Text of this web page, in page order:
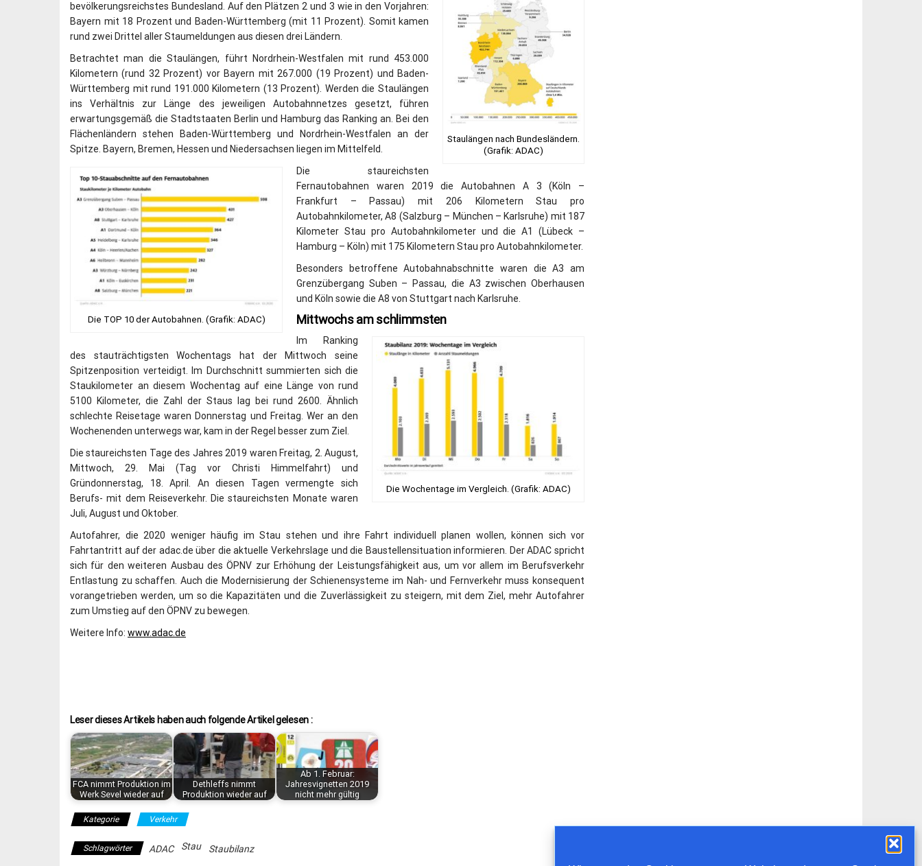
Staulängen nach Bundesländern.
(Grafik: ADAC)
bevölkerungsreichstes Bundesland. Auf den Plätzen 2 und 3 wie in den Vorjahren:
Bayern mit 18 Prozent und Baden-Württemberg (mit 11 Prozent). Somit kamen
rund zwei Drittel aller Staumeldungen aus diesen drei Ländern.
Betrachtet man die Staulängen, führt Nordrhein-Westfalen mit rund 453.000
Kilometern (rund 32 Prozent) vor Bayern mit 267.000 (19 Prozent) und Baden-
Württemberg mit rund 191.000 Kilometern (13 Prozent). Werden die Staulängen
ins Verhältnis zur Länge des jeweiligen Autobahnnetzes gesetzt, führen
erwartungsgemäß die Stadtstaaten Berlin und Hamburg das Ranking an. Bei den
Flächenländern stehen Baden-Württemberg und Nordrhein-Westfalen an der
Spitze. Bayern, Bremen, Hessen und Niedersachsen liegen im Mittelfeld.
Die TOP 10 der Autobahnen. (Grafik: ADAC)
Die staureichsten
Fernautobahnen waren 2019 die Autobahnen A 3 (Köln –
Frankfurt – Passau) mit 206 Kilometern Stau pro
Autobahnkilometer, A8 (Salzburg – München – Karlsruhe) mit 187
Kilometer Stau pro Autobahnkilometer und die A1 (Lübeck –
Hamburg – Köln) mit 175 Kilometern Stau pro Autobahnkilometer.
Besonders betroffene Autobahnabschnitte waren die A3 am
Grenzübergang Suben – Passau, die A3 zwischen Oberhausen
und Köln sowie die A8 von Stuttgart nach Karlsruhe.
Mittwochs am schlimmsten
Die Wochentage im Vergleich. (Grafik: ADAC)
Im Ranking
des stauträchtigsten Wochentags hat der Mittwoch seine
Spitzenposition verteidigt. Im Durchschnitt summierten sich die
Staukilometer an diesem Wochentag auf eine Länge von rund
5100 Kilometer, die Zahl der Staus lag bei rund 2600. Ähnlich
schlechte Reisetage waren Donnerstag und Freitag. Wer an den
Wochenenden unterwegs war, kam in der Regel besser zum Ziel.
Die staureichsten Tage des Jahres 2019 waren Freitag, 2. August,
Mittwoch, 29. Mai (Tag vor Christi Himmelfahrt) und
Gründonnerstag, 18. April. An diesen Tagen vermengte sich
Berufs- mit dem Reiseverkehr. Die staureichsten Monate waren
Juli, August und Oktober.
Autofahrer, die 2020 weniger häufig im Stau stehen und ihre Fahrt individuell planen wollen, können sich vor
Fahrtantritt auf der adac.de über die aktuelle Verkehrslage und die Baustellensituation informieren. Der ADAC spricht
sich für den weiteren Ausbau des ÖPNV zur Erhöhung der Leistungsfähigkeit aus, um vor allem im Berufsverkehr
Entlastung zu schaffen. Auch die Modernisierung der Schienensysteme im Nah- und Fernverkehr muss konsequent
vorangetrieben werden, um so die Kapazitäten und die Zuverlässigkeit zu steigern, mit dem Ziel, mehr Autofahrer
zum Umstieg auf den ÖPNV zu bewegen.
Weitere Info: www.adac.de
Leser dieses Artikels haben auch folgende Artikel gelesen :
FCA nimmt Produktion im
Werk Sevel wieder auf
Dethleffs nimmt
Produktion wieder auf
Ab 1. Februar:
Jahresvignetten 2019
nicht mehr gültig
Kategorie Verkehr
Schlagwörter ADAC Stau Staubilanz